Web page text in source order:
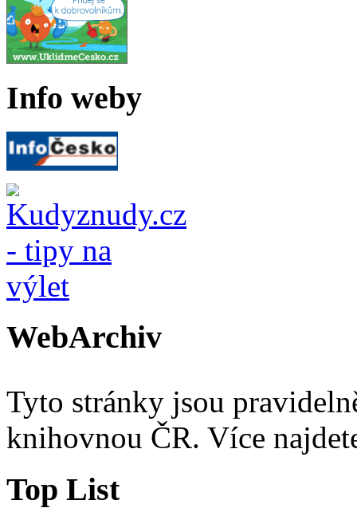
Info weby
WebArchiv
Tyto stránky jsou
knihovnou ČR. Více
Top List